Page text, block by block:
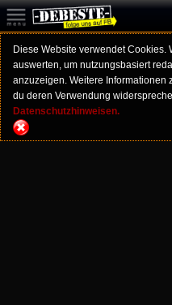
Diese Website verwendet Cookies.
auswerten, um nutzungsbasiert
anzuzeigen. Weitere Informationen
du deren Verwendung
Datenschutzhinweisen.